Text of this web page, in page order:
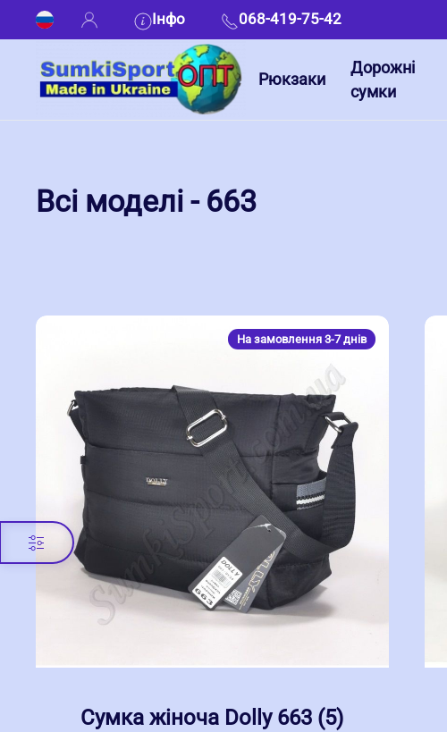
Інфо 068-419-75-42
Рюкзаки
Дорожні
сумки
Всі моделі - 663
На замовлення 3-7 днів
Сумка жіноча Dolly 663 (5)